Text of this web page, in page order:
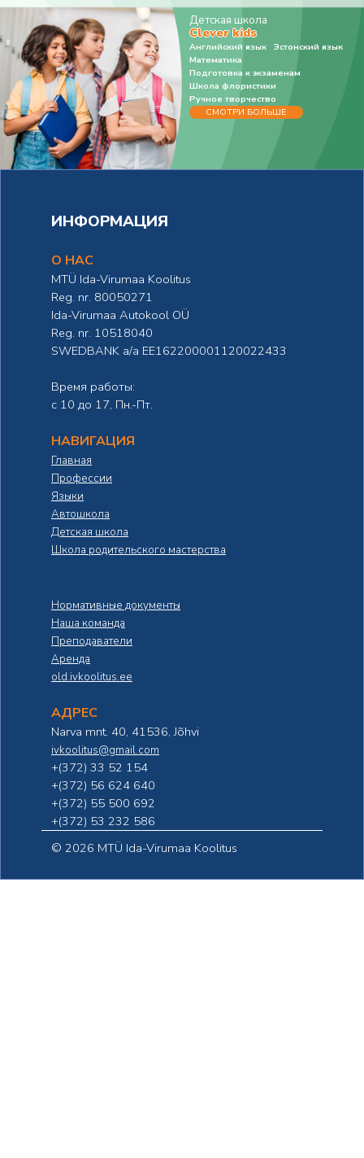
Детская школа
Clever kids
Английский язык Эстонский язык
Математика
Подготовка к экзаменам
Школа флористики
Ручное творчество
СМОТРИ БОЛЬШЕ
ИНФОРМАЦИЯ
О НАС
MTÜ Ida-Virumaa Koolitus
Reg. nr. 80050271
Ida-Virumaa Autokool OÜ
Reg. nr. 10518040
SWEDBANK а/а EE162200001120022433
Время работы:
с 10 до 17, Пн.-Пт.
НАВИГАЦИЯ
Главная
Профессии
Языки
Автошкола
Детская школа
Школа родительского мастерства
Нормативные документы
Наша команда
Преподаватели
Аренда
old.ivkoolitus.ee
АДРЕС
Narva mnt. 40, 41536, Jõhvi
ivkoolitus@gmail.com
+(372) 33 52 154
+(372) 56 624 640
+(372) 55 500 692
+(372) 53 232 586
© 2026 MTÜ Ida-Virumaa Koolitus